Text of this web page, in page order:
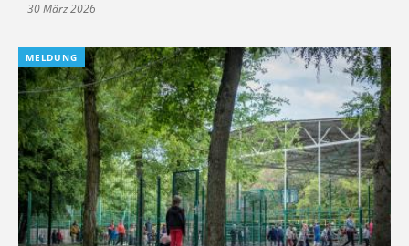
30 März 2026
MELDUNG